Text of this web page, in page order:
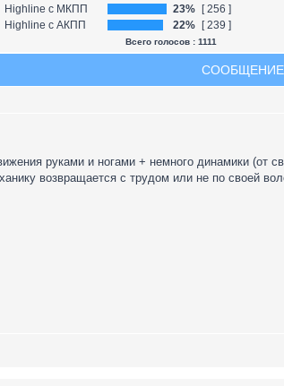
Highline с МКПП
23%
[ 256 ]
Highline с АКПП
22% [ 239 ]
Всего голосов : 1111
СООБЩЕНИЕ
руками и ногами + немного динамики (от
возвращается с трудом или не по своей